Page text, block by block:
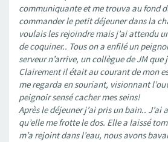
communiquante et me trouva au fond
commander le petit déjeuner dans la
voulais les rejoindre mais j’ai attendu
de coquiner.. Tous on a enfilé un
serveur n’arrive, un collègue de JM que
Clairement il était au courant de mon
me regarda en souriant, visionnant
peignoir sensé cacher mes seins!
Après le déjeuner j’ai pris un bain.. J’ai
qu’elle me frotte le dos. Elle a laissé
m’a rejoint dans l’eau, nous avons